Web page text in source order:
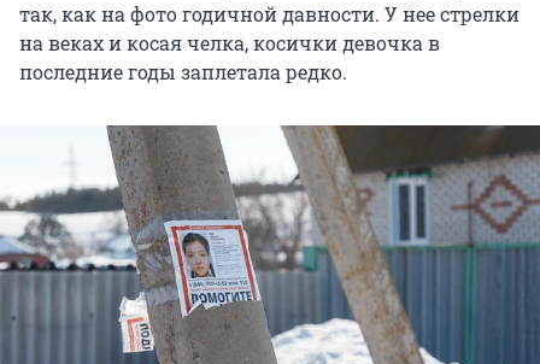
так, как на фото годичной давности. У нее стрелки
на веках и косая челка, косички девочка в
последние годы заплетала редко.